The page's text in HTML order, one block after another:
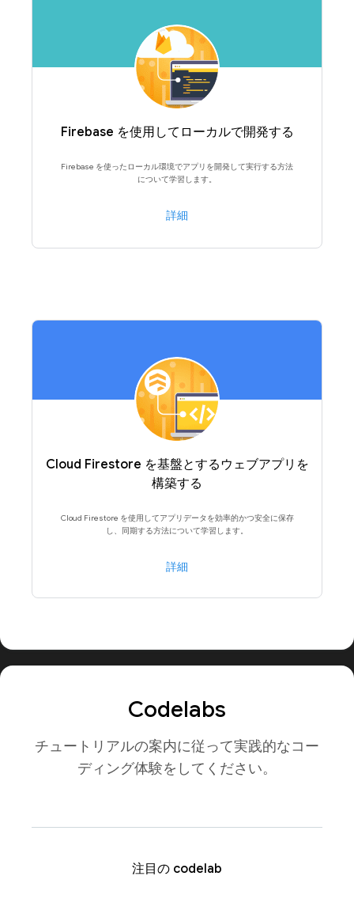
Firebase を使用してローカルで開発する
Firebase を使ったローカル環境でアプリを開発して実行する方法
について学習します。
詳細
Cloud Firestore を基盤とするウェブアプリを
構築する
Cloud Firestore を使用してアプリデータを効率的かつ安全に保存
し、同期する方法について学習します。
詳細
Codelabs
チュートリアルの案内に従って実践的なコー
ディング体験をしてください。
注目の codelab